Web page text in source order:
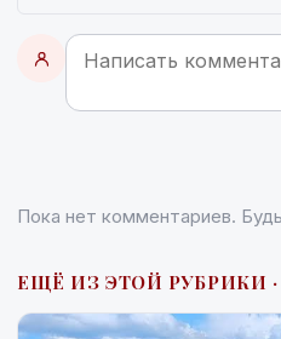
Пока нет комментариев.
ЕЩЁ ИЗ ЭТОЙ РУБРИКИ ·